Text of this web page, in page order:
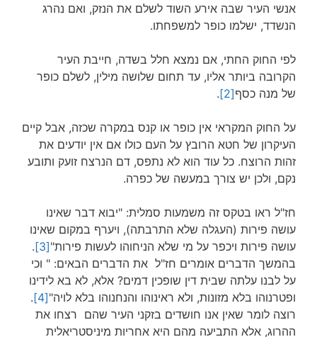
אנשי העיר שבה אירע השוד לשלם את הנזק, ואם נהרג
הנשדד, ישלמו כופר למשפחתו.
לפי החוק החתי, אם נמצא חלל בשדה, חייבת העיר
הקרובה ביותר אליו, עד תחום שלושה מילין, לשלם כופר
של מנה כסף[2]
.
על החוק המקראי אין כופר או קנס במקרה שכזה, אבל קיים
העיקרון של חטא הרובץ על העם כולו אם אין יודעים את
זהות הרוצח. כל עוד הוא לא נתפס, דם הנרצח זועק ותובע
נקם, ולכן יש צורך במעשה של כפרה.
חז"ל ראו בטקס זה משמעות סמלית: "יבוא דבר שאינו
עושה פירות (העגלה שלא התרבתה), ויערף במקום שאינו
עושה פירות ויכפר על מי שלא הניחוהו לעשות פירות"[3]
.
בהמשך הדברים אומרים חז"ל את הדברים הבאים: " וכי
על לבנו עלתה שבית דין שופכין דמים? אלא, לא בא לידינו
ופטרנוהו בלא מזונות, ולא ראינוהו והנחנוהו בלא לויה"[4]
.
רוצה לומר שאין אנו חושדים בזקני העיר שהם רצחו את
ההרוג, אלא התביעה מהם היא אחריות מיניסטריאלית